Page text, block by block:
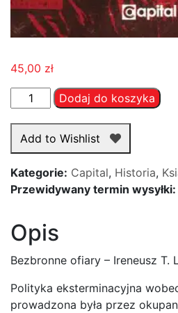
45,00 zł
ilość
Bezbronne
ofiary
T.
Lisiak
Dodaj do koszyka
Add to Wishlist
Kategorie: Capital, Historia,
Przewidywany termin wysyłki:
Opis
Bezbronne ofiary – Ireneusz T.
Polityka eksterminacyjna
prowadzona była przez